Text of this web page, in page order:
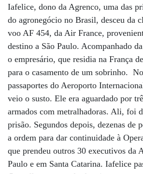
Iafelice, dono da Agrenco, uma das
do agronegócio no Brasil, desceu da
voo AF 454, da Air France,
destino a São Paulo. Acompanhado
o empresário, que residia na França
para o casamento de um sobrinho.
passaportes do Aeroporto
veio o susto. Ele era aguardado por
armados com metralhadoras. Ali, foi
prisão. Segundos depois, dezenas de
a ordem para dar continuidade à
que prendeu outros 30 executivos da
Paulo e em Santa Catarina. Iafelice